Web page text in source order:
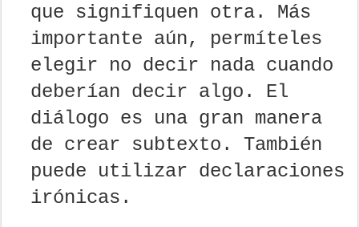
que signifiquen otra. Más
importante aún, permíteles
elegir no decir nada cuando
deberían decir algo. El
diálogo es una gran manera
de crear subtexto. También
puede utilizar declaraciones
irónicas.